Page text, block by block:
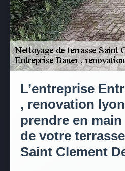
L’entreprise
, renovation
prendre en
de votre
Saint Clement